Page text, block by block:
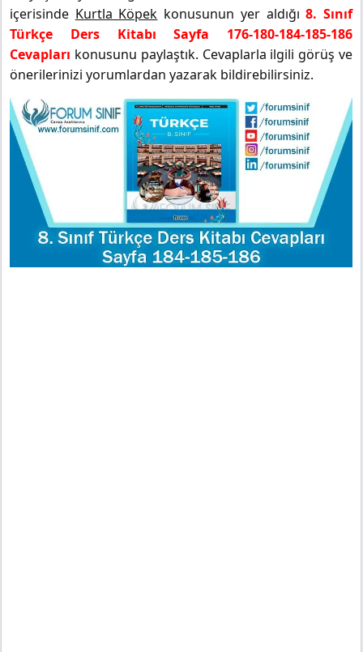
içerisinde Kurtla Köpek konusunun yer aldığı8. Sınıf
Türkçe Ders Kitabı Sayfa 176-180-184-185-186
Cevapları konusunu paylaştık. Cevaplarla ilgili görüş ve
önerilerinizi yorumlardan yazarak bildirebilirsiniz.